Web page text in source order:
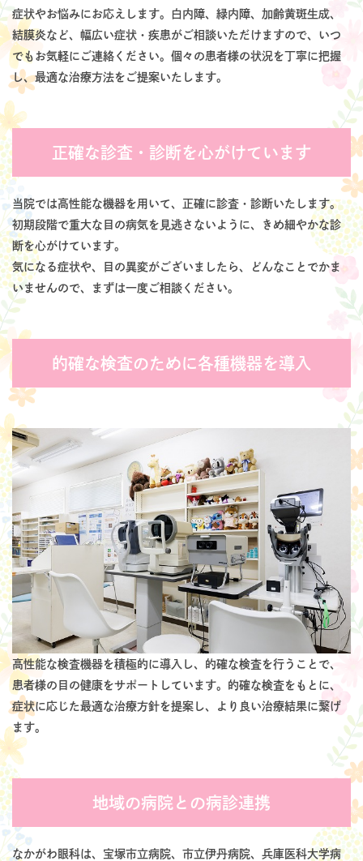
症状やお悩みにお応えします。白内障、緑内障、加齢黄斑生成、
結膜炎など、幅広い症状・疾患がご相談いただけますので、いつ
でもお気軽にご連絡ください。個々の患者様の状況を丁寧に把握
し、最適な治療方法をご提案いたします。
正確な診査・診断を心がけています
当院では高性能な機器を用いて、正確に診査・診断いたします。
初期段階で重大な目の病気を見逃さないように、きめ細やかな診
断を心がけています。
気になる症状や、目の異変がございましたら、どんなことでかま
いませんので、まずは一度ご相談ください。
的確な検査のために各種機器を導入
高性能な検査機器を積極的に導入し、的確な検査を行うことで、
患者様の目の健康をサポートしています。的確な検査をもとに、
症状に応じた最適な治療方針を提案し、より良い治療結果に繋げ
ます。
地域の病院との病診連携
なかがわ眼科は、宝塚市立病院、市立伊丹病院、兵庫医科大学病